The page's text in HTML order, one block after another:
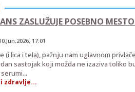
ZASLUŽUJE POSEBNO
, 17:01
(i lica i tela), pažnju nam uglavnom
sastojak koji možda ne izaziva toliko
zdravlje...